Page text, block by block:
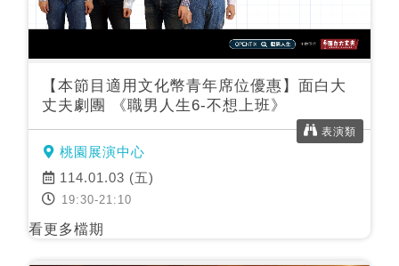
【本節目適用文化幣青年席位優惠】面白大
丈夫劇團 《職男人生6-不想上班》
桃園展演中心
表演類
114.01.03 (五)
19:30-21:10
看更多檔期